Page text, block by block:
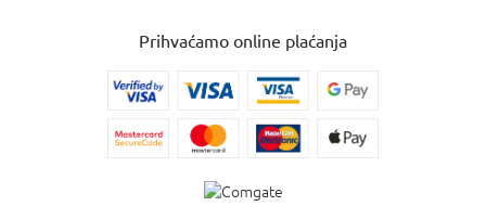
Prihvaćamo online plaćanja